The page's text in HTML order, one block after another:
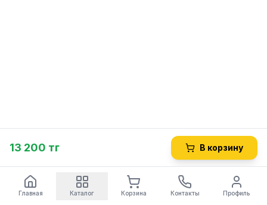
13 200 тг В корзину
Главная Каталог Корзина Контакты Профиль